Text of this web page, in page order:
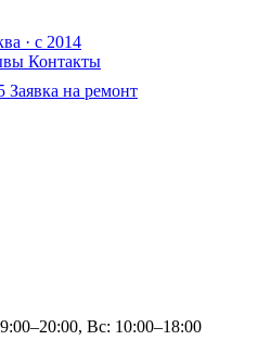
· с 2014
Контакты
Заявка на ремонт
Вс: 10:00–18:00